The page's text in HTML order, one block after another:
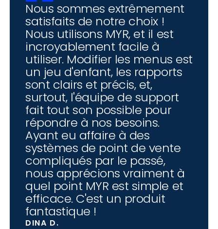
Nous sommes extrêmement
satisfaits de notre choix !
Nous utilisons MYR, et il est
incroyablement facile à
utiliser. Modifier les menus est
un jeu d'enfant, les rapports
sont clairs et précis, et,
surtout, l'équipe de support
fait tout son possible pour
répondre à nos besoins.
Ayant eu affaire à des
systèmes de point de vente
compliqués par le passé,
nous apprécions vraiment à
quel point MYR est simple et
efficace. C'est un produit
fantastique !
DINA D.